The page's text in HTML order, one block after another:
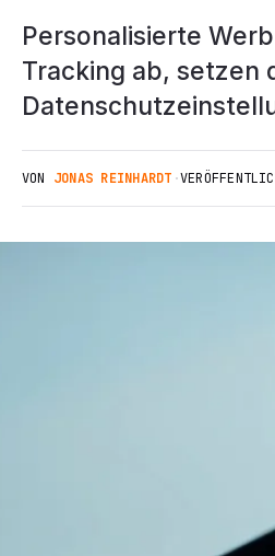
Personalisierte
Tracking ab, setzen
VON JONAS REINHARDT ·